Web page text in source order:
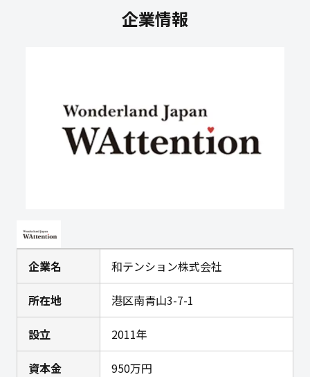
企業情報
企業名 和テンション株式会社
所在地 港区南青山3-7-1
設立 2011年
資本金 950万円